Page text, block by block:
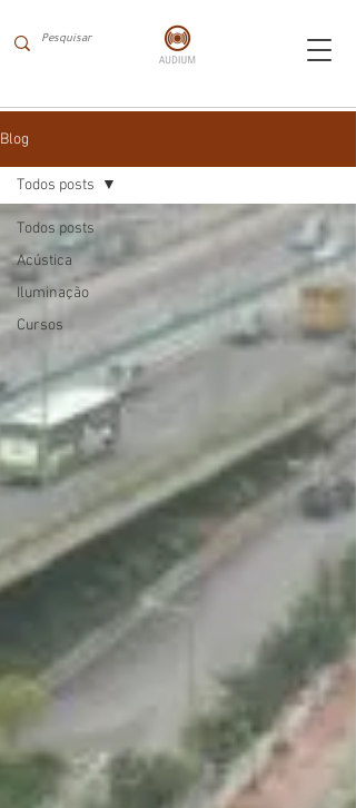
Blog
Todos posts
Acústica
Iluminação
Cursos
Todos posts